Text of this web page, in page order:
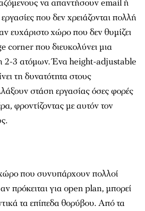
να απαντήσουν email ή
που δεν χρειάζονται πολλή
ευχάριστο χώρο που δεν θυµίζει
corner που διευκολύνει µια
2-3 ατόµων. Ένα height-adjustable
τη δυνατότητα στους
στάση εργασίας όσες φορές
φροντίζοντας µε αυτόν τον
που συνυπάρχουν πολλοί
αν πρόκειται για open plan, µπορεί
τα επίπεδα θορύβου. Από τα